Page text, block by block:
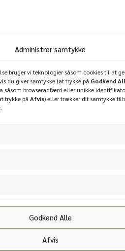
Administrer samtykke
bruger vi teknologier såsom cookies til at
du giver samtykke (at trykke på Godkend
såsom browseradfærd eller unikke
trykke på Afvis) eller trækker dit samtykke
Godkend Alle
Afvis